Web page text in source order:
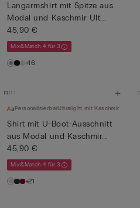
Langarmshirt mit Spitze aus
Modal und Kaschmir Ult...
45,90 €
Mix&Match 4 für 3
+16
PersonalisierbarUltralight mit Kaschmir
Shirt mit U-Boot-Ausschnitt
aus Modal und Kaschmir...
45,90 €
Mix&Match 4 für 3
+21